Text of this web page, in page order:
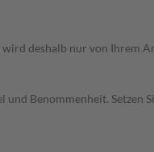
deshalb nur von Ihrem
Benommenheit.